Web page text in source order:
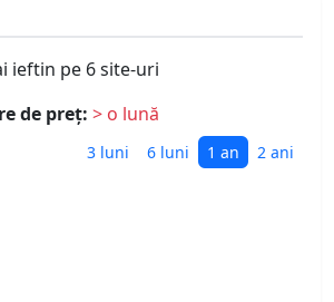
ieftin pe 6 site-uri
de preț: > o lună
3 luni 6 luni 1 an 2 ani